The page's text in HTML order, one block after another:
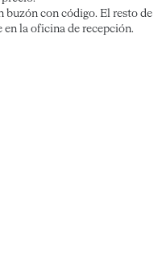
buzón con código. El resto de
en la oficina de recepción.